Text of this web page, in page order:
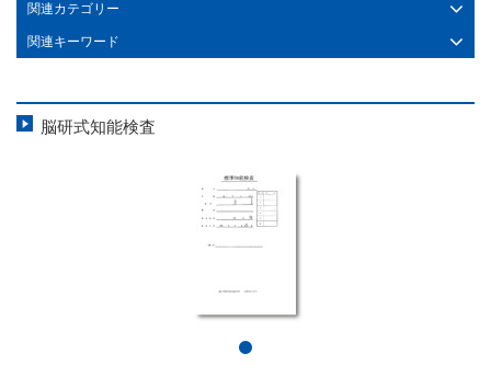
関連カテゴリー
関連キーワード
脳研式知能検査